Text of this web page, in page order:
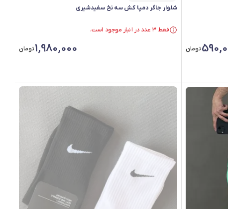
تومان
شلوار جاگر دمپا کش سه نخ سفیدشیری
در سبد خرید بیش از ۳۰ نفر.
1,980,000تومان